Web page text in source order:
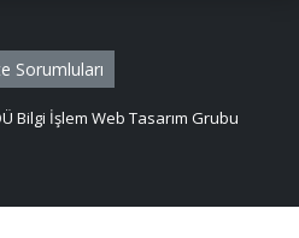
Sorumluları
Bilgi İşlem Web Tasarım Grubu